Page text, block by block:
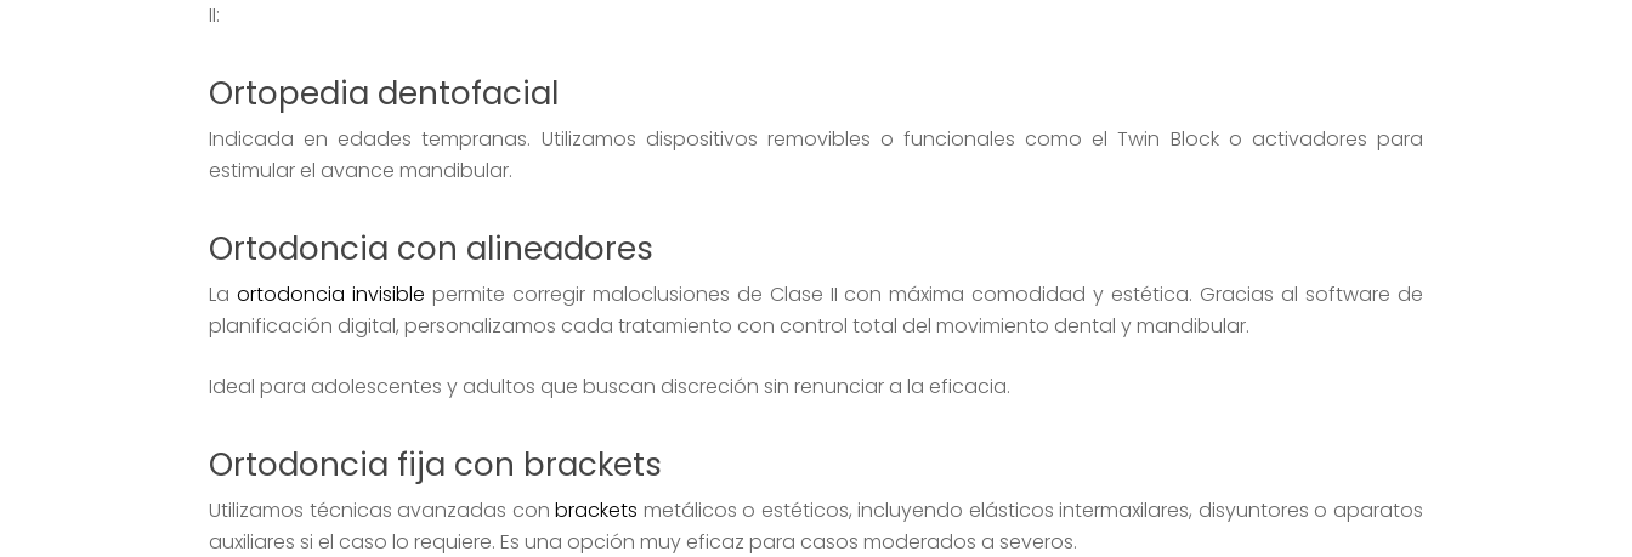
II:
Ortopedia dentofacial
Indicada en edades tempranas. Utilizamos dispositivos removibles o funcionales como el Twin Block o activadores para
estimular el avance mandibular.
Ortodoncia con alineadores
La ortodoncia invisible permite corregir maloclusiones de Clase II con máxima comodidad y estética. Gracias al software de
planificación digital, personalizamos cada tratamiento con control total del movimiento dental y mandibular.
Ideal para adolescentes y adultos que buscan discreción sin renunciar a la eficacia.
Ortodoncia fija con brackets
Utilizamos técnicas avanzadas conbrackets metálicos o estéticos, incluyendo elásticos intermaxilares, disyuntores o aparatos
auxiliares si el caso lo requiere. Es una opción muy eficaz para casos moderados a severos.